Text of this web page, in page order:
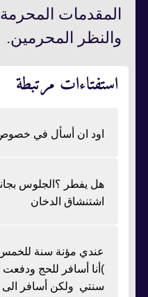
المقدمات
والنظر المحرمين.
استفتاءات مرتبطة
اود ان أسأل في
هل يفطر ؟الجلوس
اشتنشاق الدخان
عندي مؤنة سنة
)أنا أسافر للحج
سنتي ولكن أسافر الى